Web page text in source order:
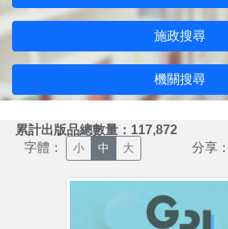
施政搜尋
機關搜尋
累計出版品總數量：117,872
字體： 小 中 大 分享：